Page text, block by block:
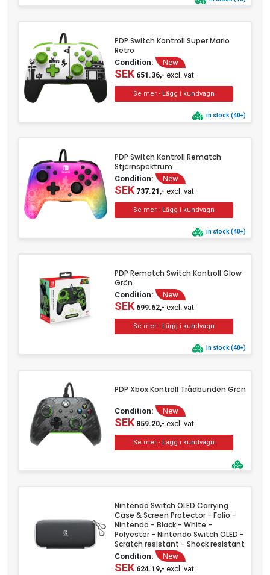
PDP Switch Kontroll Super Mario
Retro
Condition: New
SEK651.36,- excl. vat
in stock (40+)
PDP Switch Kontroll Rematch
Stjärnspektrum
Condition: New
SEK737.21,- excl. vat
in stock (40+)
PDP Rematch Switch Kontroll Glow
Grön
Condition: New
SEK699.62,- excl. vat
in stock (40+)
PDP Xbox Kontroll Trådbunden Grön
Condition: New
SEK859.20,- excl. vat
Nintendo Switch OLED Carrying
Case & Screen Protector - Folio -
Nintendo - Black - White -
Polyester - Nintendo Switch OLED -
Scratch resistant - Shock resistant
Condition: New
SEK624.19,- excl. vat